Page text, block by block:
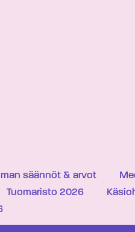
säännöt & arvot
Tuomaristo 2026